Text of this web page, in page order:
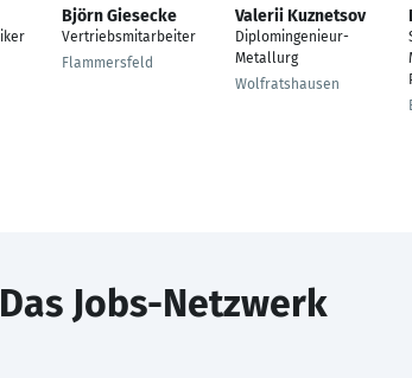
Björn Giesecke
Vertriebsmitarbeiter
Flammersfeld
Valerii Kuznetsov
Diplomingenieur-
Metallurg
Wolfratshausen
Jobs-Netzwerk